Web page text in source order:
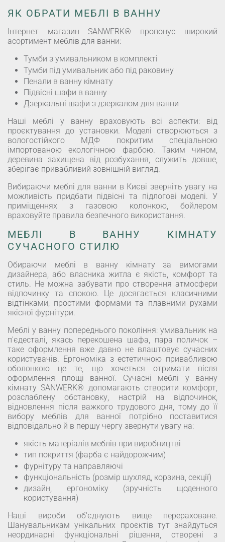
ЯК ОБРАТИ МЕБЛІ В ВАННУ
Інтернет магазин SANWERK® пропонує широкий
асортимент меблів для ванни:
Тумби з умивальником в комплекті
Тумби під умивальник або під раковину
Пенали в ванну кімнату
Підвісні шафи в ванну
Дзеркальні шафи з дзеркалом для ванни
Наші меблі у ванну враховують всі аспекти: від
проєктування до установки. Моделі створюються з
вологостійкого МДФ покритим спеціальною
імпортованою екологічною фарбою. Таким чином,
деревина захищена від розбухання, служить довше,
зберігає привабливий зовнішній вигляд.
Вибираючи меблі для ванни в Києві зверніть увагу на
можливість придбати підвісні та підлогові моделі. У
приміщеннях з газовою колонкою, бойлером
враховуйте правила безпечного використання.
МЕБЛІ В ВАННУ КІМНАТУ
СУЧАСНОГО СТИЛЮ
Обираючи меблі в ванну кімнату за вимогами
дизайнера, або власника житла є якість, комфорт та
стиль. Не можна забувати про створення атмосфери
відпочинку та спокою. Це досягається класичними
відтінками, простими формами та плавними рухами
якісної фурнітури.
Меблі у ванну попереднього покоління: умивальник на
п'єдесталі, якась перекошена шафа, пара поличок –
таке оформлення вже давно не влаштовує сучасних
користувачів. Ергономіка з естетичною привабливою
оболонкою це те, що хочеться отримати після
оформлення площі ванної. Сучасні меблі у ванну
кімнату SANWERK® допомагають створити комфорт,
розслаблену обстановку, настрій на відпочинок,
відновлення після важкого трудового дня, тому до її
вибору меблів для ванної потрібно поставитися
відповідально й в першу чергу звернути увагу на:
якість матеріалів меблів при виробництві
тип покриття (фарба є найдорожчим)
фурнітуру та направляючі
функціональність (розмір шухляд, корзина, секції)
дизайн, ергономіку (зручність щоденного
користування)
Наші вироби об'єднують вище перераховане.
Шанувальникам унікальних проєктів тут знайдуться
неординарні функціональні рішення, створені з